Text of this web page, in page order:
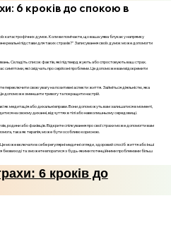
6 кроків до спокою в
катастрофічних думок. Коли ви помічаєте, що ваша уява блукає у напрямку
реальні підстави для таких страхів?" Записування своїх думок може допомогти
Складіть список фактів, які підтверджують або спростовують ваш страх.
симптоми, які свідчать про серйозні проблеми. Це допоможе вам відокремити
переключити свою увагу на позитивні аспекти життя. Займіться діяльністю, яка
допоможе зменшити тривогу та покращити настрій.
як медитація або дихальні вправи. Вони допоможуть вам залишатися в моменті,
на своєму диханні, відчуттях в тілі або навколишньому середовищі.
родини або фахівців. Відкрите спілкування про свої страхи може допомогти вам
така як терапія, може бути особливо корисною.
може включати в себе регулярні медичні огляди, здоровий спосіб життя або інші
безвиході та зможете впоратися з будь-якими потенційними проблемами більш
6 кроків до